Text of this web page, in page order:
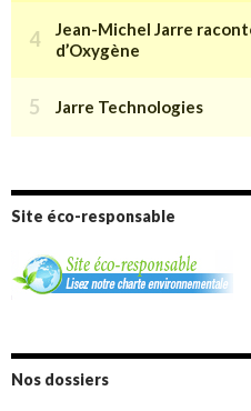
Site éco-responsable
Nos dossiers